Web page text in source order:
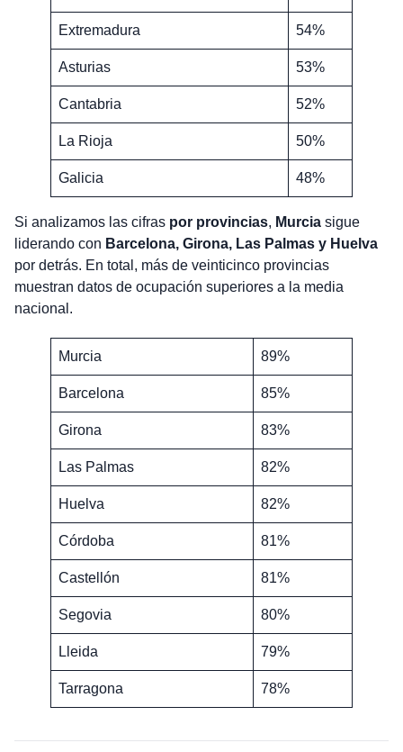
Extremadura 54%
Asturias 53%
Cantabria 52%
La Rioja 50%
Galicia 48%
Si analizamos las cifras por provincias, Murciasigue
liderando con Barcelona, Girona, Las Palmas y Huelva
por detrás. En total, más de veinticinco provincias
muestran datos de ocupación superiores a la media
nacional.
Murcia 89%
Barcelona 85%
Girona 83%
Las Palmas 82%
Huelva 82%
Córdoba 81%
Castellón 81%
Segovia 80%
Lleida 79%
Tarragona 78%